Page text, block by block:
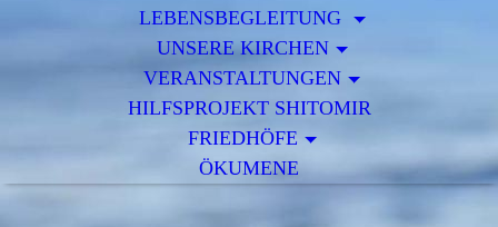
LEBENSBEGLEITUNG
UNSERE KIRCHEN
VERANSTALTUNGEN
HILFSPROJEKT SHITOMIR
FRIEDHÖFE
ÖKUMENE